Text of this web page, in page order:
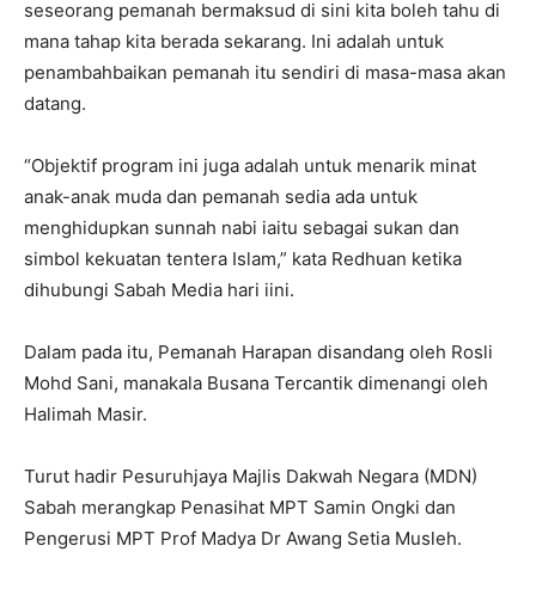
seseorang pemanah bermaksud di sini kita boleh tahu di
mana tahap kita berada sekarang. Ini adalah untuk
penambahbaikan pemanah itu sendiri di masa-masa akan
datang.
“Objektif program ini juga adalah untuk menarik minat
anak-anak muda dan pemanah sedia ada untuk
menghidupkan sunnah nabi iaitu sebagai sukan dan
simbol kekuatan tentera Islam,” kata Redhuan ketika
dihubungi Sabah Media hari iini.
Dalam pada itu, Pemanah Harapan disandang oleh Rosli
Mohd Sani, manakala Busana Tercantik dimenangi oleh
Halimah Masir.
Turut hadir Pesuruhjaya Majlis Dakwah Negara (MDN)
Sabah merangkap Penasihat MPT Samin Ongki dan
Pengerusi MPT Prof Madya Dr Awang Setia Musleh.